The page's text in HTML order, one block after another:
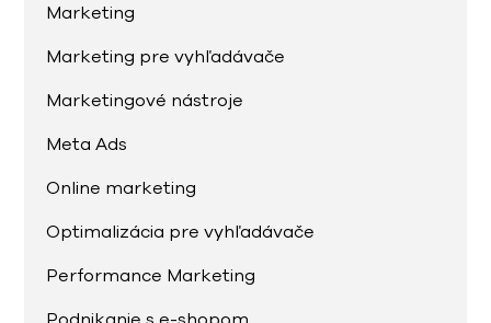
Marketing
Marketing pre vyhľadávače
Marketingové nástroje
Meta Ads
Online marketing
Optimalizácia pre vyhľadávače
Performance Marketing